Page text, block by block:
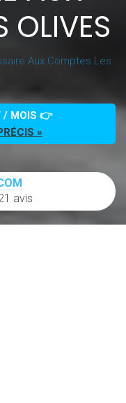
OLIVES
Aux Comptes Les
/ MOIS 👉
»
avis